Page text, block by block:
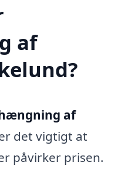
af
af
det vigtigt at
påvirker prisen.